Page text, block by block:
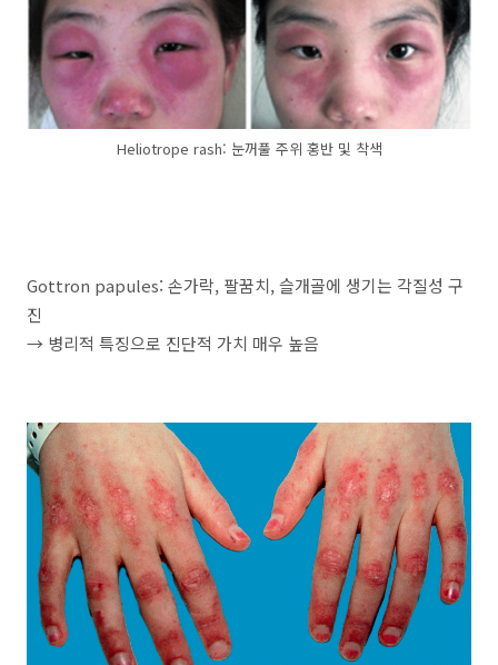
Heliotrope rash: 눈꺼풀 주위 홍반 및 착색
Gottron papules: 손가락, 팔꿈치, 슬개골에 생기는 각질성 구
진
→ 병리적 특징으로 진단적 가치 매우 높음